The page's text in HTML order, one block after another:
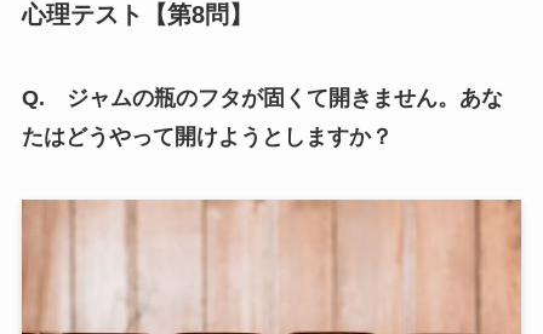
心理テスト【第8問】
Q. ジャムの瓶のフタが固くて開きません。あな
たはどうやって開けようとしますか？